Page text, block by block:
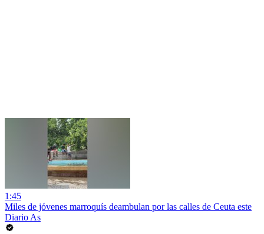
1:45
Miles de jóvenes marroquís deambulan por las calles de Ceuta este
Diario As